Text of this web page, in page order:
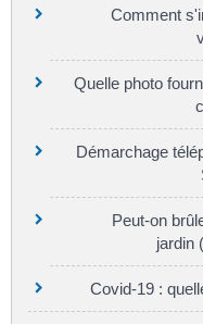
Comment
Quelle photo
Démarchage
Peut-on
jardin
Covid-19 :